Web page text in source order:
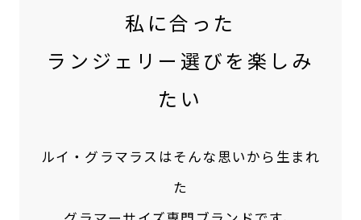
私に合った
ランジェリー選びを楽しみ
たい
ルイ・グラマラスはそんな思いから生まれ
た